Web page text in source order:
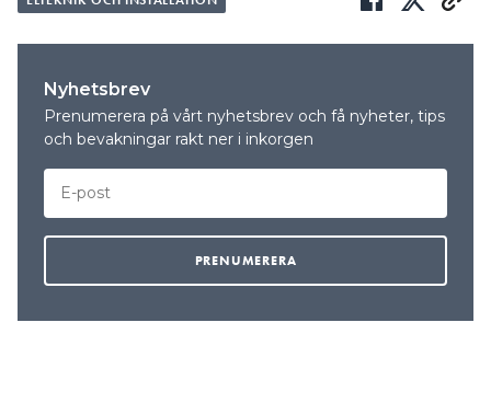
Nyhetsbrev
Prenumerera på vårt nyhetsbrev och få nyheter, tips
och bevakningar rakt ner i inkorgen